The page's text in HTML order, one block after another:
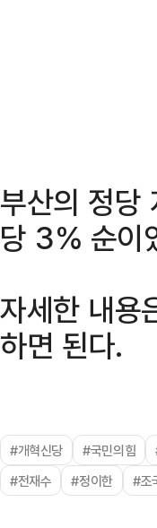
부산의 정
당 3% 순이
자세한 내용
하면 된다.
#개혁신당 #국민의힘
#전재수
#정이한 #조